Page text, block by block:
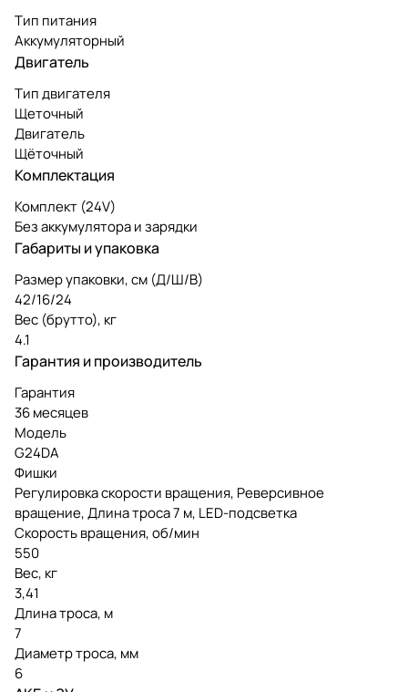
Тип питания
Аккумуляторный
Двигатель
Тип двигателя
Щеточный
Двигатель
Щёточный
Комплектация
Комплект (24V)
Без аккумулятора и зарядки
Габариты и упаковка
Размер упаковки, см (Д/Ш/В)
42/16/24
Вес (брутто), кг
4.1
Гарантия и производитель
Гарантия
36 месяцев
Модель
G24DA
Фишки
Регулировка скорости вращения, Реверсивное
вращение, Длина троса 7 м, LED-подсветка
Скорость вращения, об/мин
550
Вес, кг
3,41
Длина троса, м
7
Диаметр троса, мм
6